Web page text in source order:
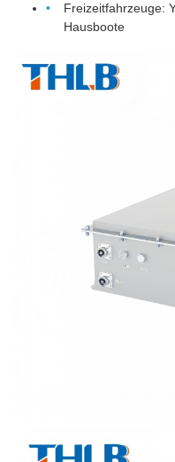
Freizeitfahrzeuge:
Hausboote